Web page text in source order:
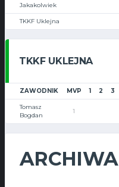
Jakakolwiek
TKKF Uklejna
TKKF UKLEJNA
ZAWODNIK MVP 1 2 3
Tomasz
Bogdan
1
ARCHIWA